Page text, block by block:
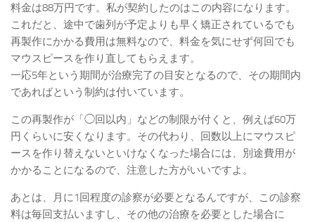
料金は88万円です。私が契約したのはこの内容になります。
これだと、途中で歯列が予定よりも早く矯正されているでも
再製作にかかる費用は無料なので、料金を気にせず何回でも
マウスピースを作り直してもらえます。
一応5年という期間が治療完了の目安となるので、その期間内
であればという制約は付いています。
この再製作が「◯回以内」などの制限が付くと、例えば60万
円くらいに安くなります。その代わり、回数以上にマウスピ
ースを作り替えないといけなくなった場合には、別途費用が
かかることになるので、注意した方がいいですよ。
あとは、月に1回程度の診察が必要となるんですが、この診察
料は毎回支払いますし、その他の治療を必要とした場合に